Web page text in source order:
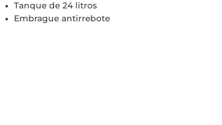
Tanque de 24 litros
Embrague antirrebote